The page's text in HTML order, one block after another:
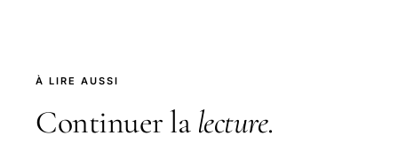
À LIRE AUSSI
Continuer la lecture.